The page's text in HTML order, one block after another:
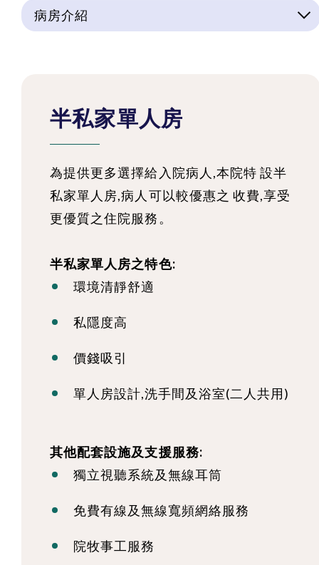
病房介紹
半私家單人房
為提供更多選擇給入院病人,本院特 設半
私家單人房,病人可以較優惠之 收費,享受
更優質之住院服務。
半私家單人房之特色:
環境清靜舒適
私隱度高
價錢吸引
單人房設計,洗手間及浴室(二人共用)
其他配套設施及支援服務:
獨立視聽系統及無線耳筒
免費有線及無線寬頻網絡服務
院牧事工服務